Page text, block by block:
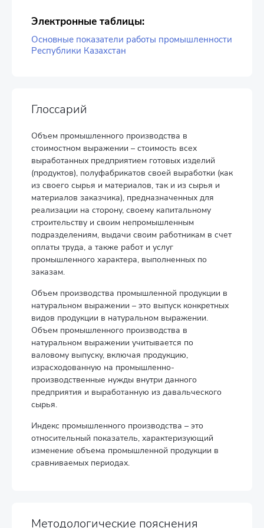
Электронные таблицы:
Основные показатели работы промышленности
Республики Казахстан
Глоссарий
Объем промышленного производства в
стоимостном выражении – стоимость всех
выработанных предприятием готовых изделий
(продуктов), полуфабрикатов своей выработки (как
из своего сырья и материалов, так и из сырья и
материалов заказчика), предназначенных для
реализации на сторону, своему капитальному
строительству и своим непромышленным
подразделениям, выдачи своим работникам в счет
оплаты труда, а также работ и услуг
промышленного характера, выполненных по
заказам.
Объем производства промышленной продукции в
натуральном выражении – это выпуск конкретных
видов продукции в натуральном выражении.
Объем промышленного производства в
натуральном выражении учитывается по
валовому выпуску, включая продукцию,
израсходованную на промышленно-
производственные нужды внутри данного
предприятия и выработанную из давальческого
сырья.
Индекс промышленного производства – это
относительный показатель, характеризующий
изменение объема промышленной продукции в
сравниваемых периодах.
Методологические пояснения